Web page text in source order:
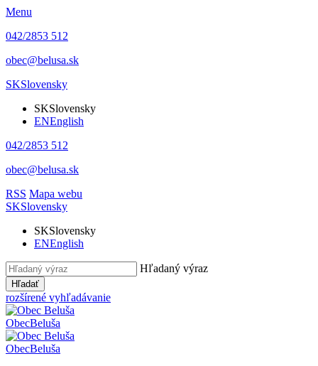
Menu
042/2853 512
obec@belusa.sk
SKSlovensky
SKSlovensky
ENEnglish
042/2853 512
obec@belusa.sk
RSS Mapa webu
SKSlovensky
SKSlovensky
ENEnglish
Hľadaný výraz
Hľadať
rozšírené vyhľadávanie
ObecBeluša
ObecBeluša